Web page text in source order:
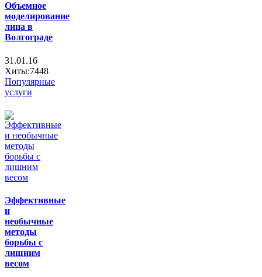
Объемное
моделирование
лица в
Волгограде
31.01.16
Хиты:7448
Популярные
услуги
Эффективные
и
необычные
методы
борьбы с
лишним
весом